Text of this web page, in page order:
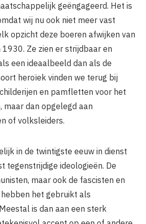
geëngageerd. Het is
wij nu ook niet meer vast
opzicht deze boeren afwijken van
Ze zien er strijdbaar en
een ideaalbeeld dan als de
heroïek vinden we terug bij
en pamfletten voor het
maar dan opgelegd aan
of volksleiders.
in de twintigste eeuw in dienst
tegenstrijdige ideologieën. De
maar ook de fascisten en
het gebruikt als
is dan aan een sterk